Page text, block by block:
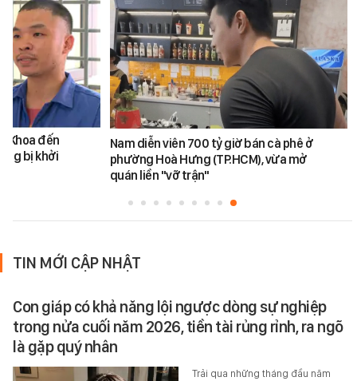
Khoa đến
bị khởi
Nam diễn viên 700 tỷ giờ bán cà phê ở
phường Hoà Hưng (TP.HCM), vừa mở
quán liền "vỡ trận"
TIN MỚI CẬP NHẬT
Con giáp có khả năng lội ngược dòng sự nghiệp
trong nửa cuối năm 2026, tiền tài rủng rỉnh, ra ngõ
là gặp quý nhân
Trải qua những tháng đầu năm